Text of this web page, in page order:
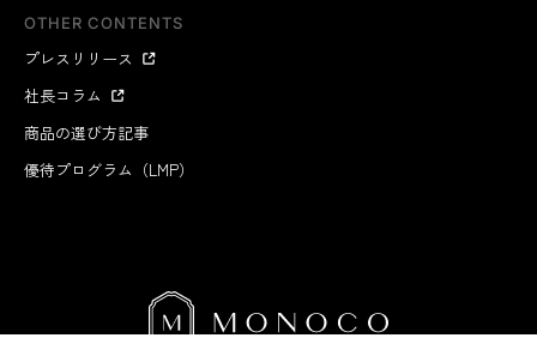
OTHER CONTENTS
プレスリリース
社長コラム
商品の選び方記事
優待プログラム（LMP）